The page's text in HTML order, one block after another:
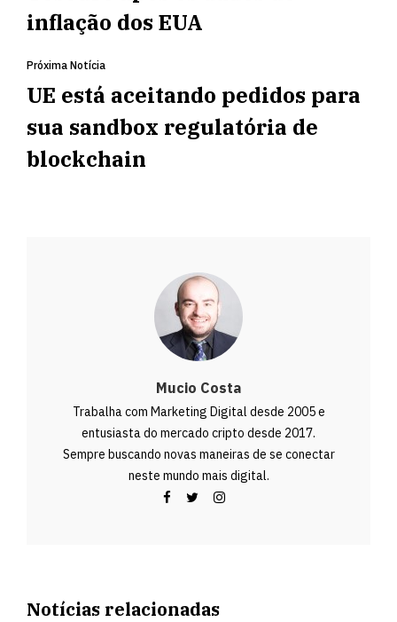
inflação dos EUA
Próxima Notícia
UE está aceitando pedidos para
sua sandbox regulatória de
blockchain
Mucio Costa
Trabalha com Marketing Digital desde 2005 e
entusiasta do mercado cripto desde 2017.
Sempre buscando novas maneiras de se conectar
neste mundo mais digital.
Notícias relacionadas